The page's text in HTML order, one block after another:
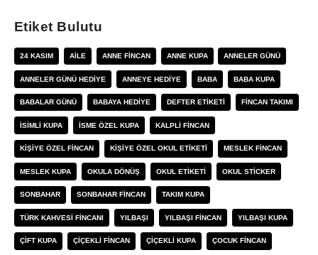
Etiket Bulutu
24 KASIM AILE ANNE FINCAN ANNE KUPA ANNELER GÜNÜ
ANNELER GÜNÜ HEDIYE ANNEYE HEDIYE BABA BABA KUPA
BABALAR GÜNÜ BABAYA HEDIYE DEFTER ETIKETI FINCAN TAKIMI
ISIMLI KUPA ISME ÖZEL KUPA KALPLI FINCAN
KIŞIYE ÖZEL FINCAN KIŞIYE ÖZEL OKUL ETIKETI MESLEK FINCAN
MESLEK KUPA OKULA DÖNÜŞ OKUL ETIKETI OKUL STICKER
SONBAHAR SONBAHAR FINCAN TAKIM KUPA
TÜRK KAHVESI FINCANI YILBAŞI YILBAŞI FINCAN YILBAŞI KUPA
ÇIFT KUPA ÇIÇEKLI FINCAN ÇIÇEKLI KUPA ÇOCUK FINCAN